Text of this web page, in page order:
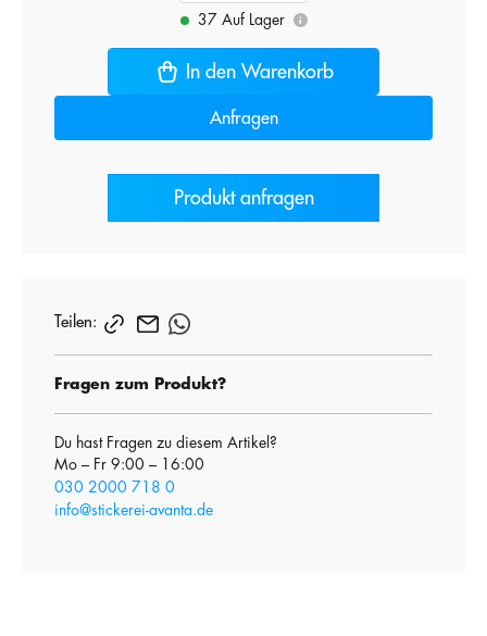
37 Auf Lager i
In den Warenkorb
Anfragen
Produkt anfragen
Teilen:
Fragen zum Produkt?
Du hast Fragen zu diesem Artikel?
Mo – Fr 9:00 – 16:00
030 2000 718 0
info@stickerei-avanta.de